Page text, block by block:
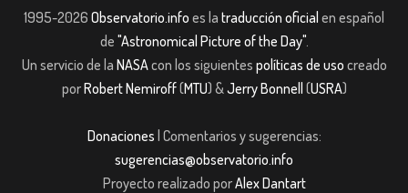
1995-2026 Observatorio.info es la traducción oficial en español
de "Astronomical Picture of the Day".
Un servicio de la NASAcon los siguientes políticas de uso creado
porRobert Nemiroff(MTU) &Jerry Bonnell (USRA)
Donaciones | Comentarios y sugerencias:
sugerencias@observatorio.info
Proyecto realizado porAlex Dantart